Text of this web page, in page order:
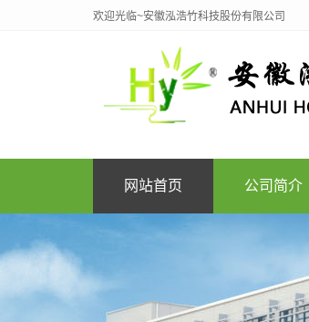
欢迎光临~安徽泓浩竹科技股份有限公司
网站首页 公司简介